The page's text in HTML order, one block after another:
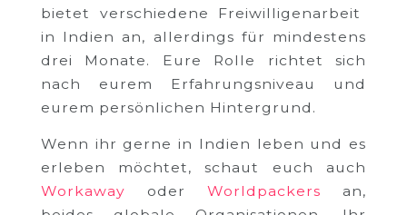
bietet verschiedene Freiwilligenarbeit
in Indien an, allerdings für mindestens
drei Monate. Eure Rolle richtet sich
nach eurem Erfahrungsniveau und
eurem persönlichen Hintergrund.
Wenn ihr gerne in Indien leben und es
erleben möchtet, schaut euch auch
Workaway oderWorldpackers an,